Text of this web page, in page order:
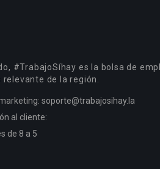
#TrabajoSíhay es la bolsa de
de la región.
soporte@trabajosihay.la
al cliente:
de 8 a 5